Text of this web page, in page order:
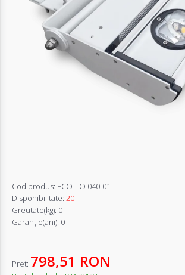
Autentifică-
Cod produs: ECO-LO 040-01
Disponibilitate: 20
Greutate(kg): 0
Garanţie(ani): 0
Pret: 798,51 RON